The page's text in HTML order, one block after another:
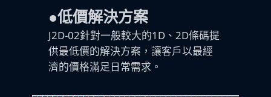
●低價解決方案
J2D-02針對一般較大的1D、2D條碼提
供最低價的解決方案，讓客戶以最經
濟的價格滿足日常需求。